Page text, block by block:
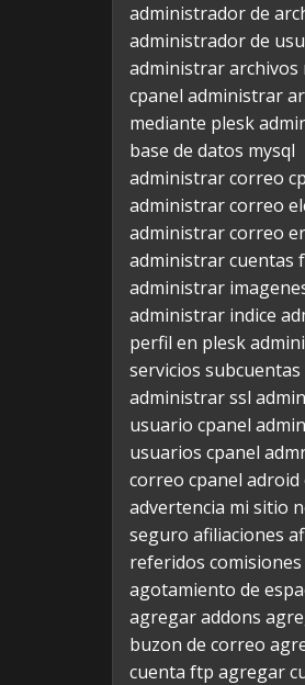
administrador de
administrador de
administrar archivos
cpanel administrar
mediante plesk
base de datos mysql
administrar correo
administrar correo
administrar correo
administrar cuentas
administrar
administrar indice
perfil en plesk
servicios subcuentas
administrar ssl
usuario cpanel
usuarios cpanel
correo cpanel adroid
advertencia mi sitio
seguro afiliaciones
referidos comisiones
agotamiento de
agregar addons
buzon de correo
cuenta ftp agregar